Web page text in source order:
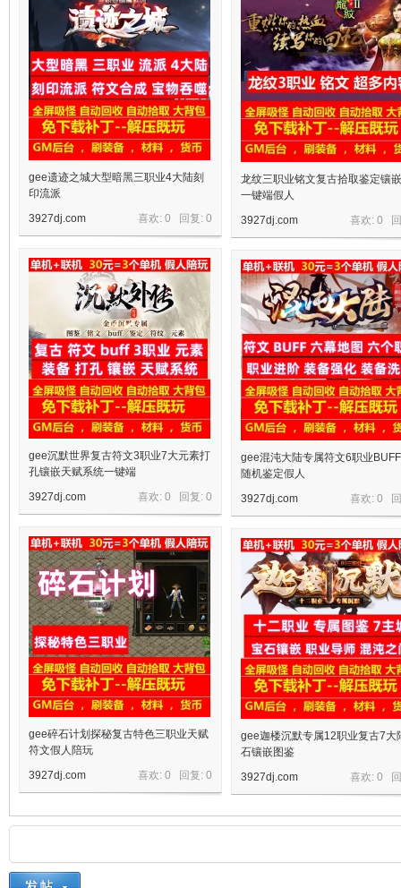
gee遗迹之城大型暗黑三职业4大陆刻
印流派
喜欢: 0 回复: 0
3927dj.com
龙纹三职业铭文复古拾取鉴定镶
一键端假人
喜欢: 0
3927dj.com
gee沉默世界复古符文3职业7大元素打
孔镶嵌天赋系统一键端
喜欢: 0 回复: 0
3927dj.com
gee混沌大陆专属符文6职业
随机鉴定假人
喜欢: 0
3927dj.com
gee碎石计划探秘复古特色三职业天赋
符文假人陪玩
喜欢: 0 回复: 0
3927dj.com
gee迦楼沉默专属12职业复古7大
石镶嵌图鉴
喜欢: 0
3927dj.com